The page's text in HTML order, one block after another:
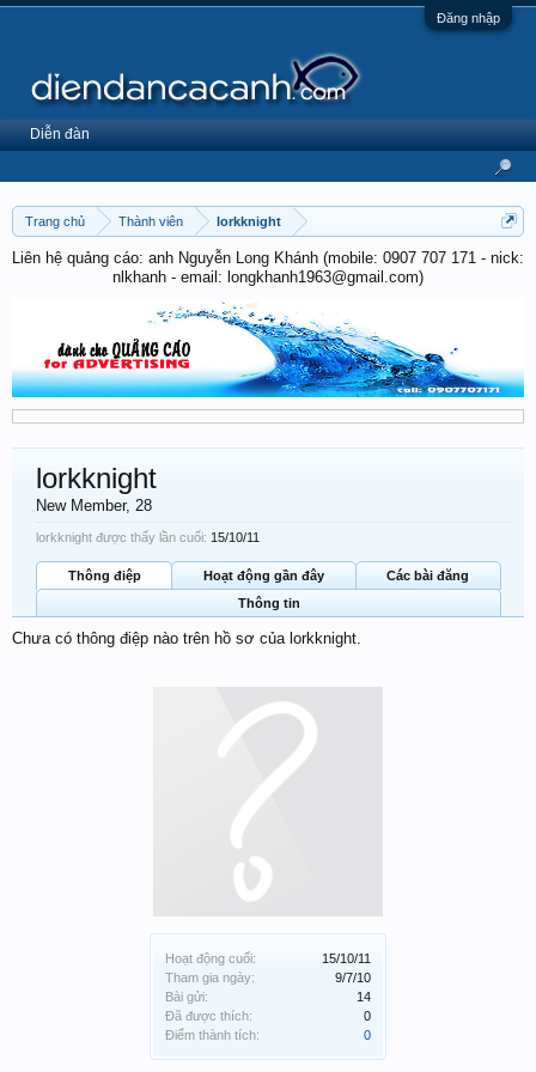
Đăng nhập
Trang chủ Thành viên lorkknight
Liên hệ quảng cáo: anh Nguyễn Long Khánh (mobile: 0907 707 171 - nick:
nlkhanh - email: longkhanh1963@gmail.com)
Hoạt động cuối:
15/10/11
Tham gia ngày:
9/7/10
Bài gửi:
14
Đã được thích:
0
Điểm thành tích:
0
lorkknight
New Member, 28
lorkknight được thấy lần cuối: 15/10/11
Thông điệp Hoạt động gần đây
Các bài đăng
Thông tin
Chưa có thông điệp nào trên hồ sơ của lorkknight.
Diễn đàn